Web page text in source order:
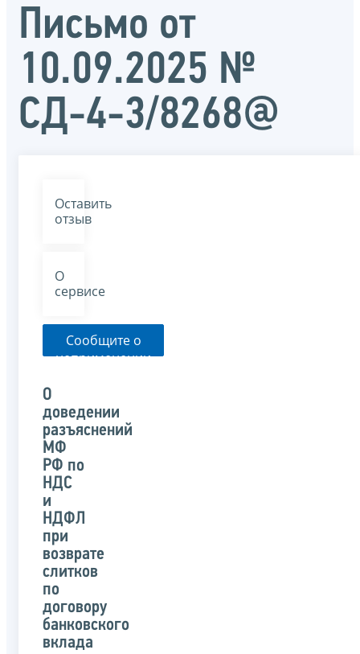
Письмо от
10.09.2025 №
СД-4-3/8268@
Оставить
отзыв
О
сервисе
Сообщите о
неприменении
указанного
письма
О
доведении
разъяснений
МФ
РФ по
НДС
и
НДФЛ
при
возврате
слитков
по
договору
банковского
вклада